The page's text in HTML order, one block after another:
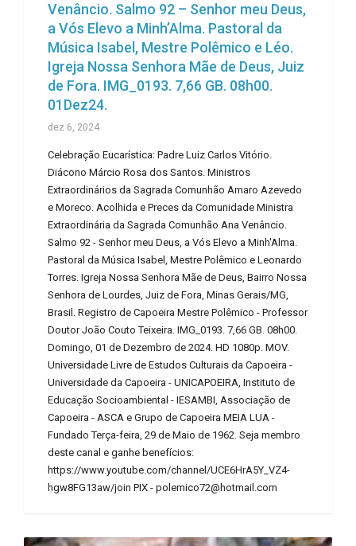
Venâncio. Salmo 92 – Senhor meu Deus,
a Vós Elevo a Minh’Alma. Pastoral da
Música Isabel, Mestre Polêmico e Léo.
Igreja Nossa Senhora Mãe de Deus, Juiz
de Fora. IMG_0193. 7,66 GB. 08h00.
01Dez24.
dez 6, 2024
Celebração Eucarística: Padre Luiz Carlos Vitório.
Diácono Márcio Rosa dos Santos. Ministros
Extraordinários da Sagrada Comunhão Amaro Azevedo
e Moreco. Acolhida e Preces da Comunidade Ministra
Extraordinária da Sagrada Comunhão Ana Venâncio.
Salmo 92 - Senhor meu Deus, a Vós Elevo a Minh'Alma.
Pastoral da Música Isabel, Mestre Polêmico e Leonardo
Torres. Igreja Nossa Senhora Mãe de Deus, Bairro Nossa
Senhora de Lourdes, Juiz de Fora, Minas Gerais/MG,
Brasil. Registro de Capoeira Mestre Polêmico - Professor
Doutor João Couto Teixeira. IMG_0193. 7,66 GB. 08h00.
Domingo, 01 de Dezembro de 2024. HD 1080p. MOV.
Universidade Livre de Estudos Culturais da Capoeira -
Universidade da Capoeira - UNICAPOEIRA, Instituto de
Educação Socioambiental - IESAMBI, Associação de
Capoeira - ASCA e Grupo de Capoeira MEIA LUA -
Fundado Terça-feira, 29 de Maio de 1962. Seja membro
deste canal e ganhe benefícios:
https://www.youtube.com/channel/UCE6HrA5Y_VZ4-
hgw8FG13aw/join PIX - polemico72@hotmail.com